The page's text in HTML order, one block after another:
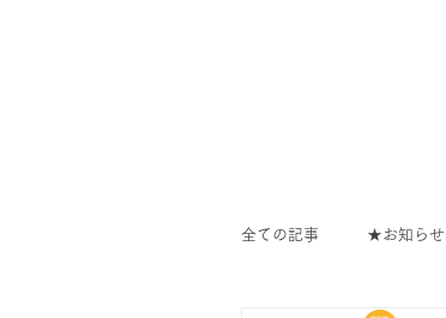
全ての記事 ★お知らせ